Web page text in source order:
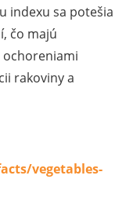
indexu sa potešia
čo majú
rakoviny a
vegetables-